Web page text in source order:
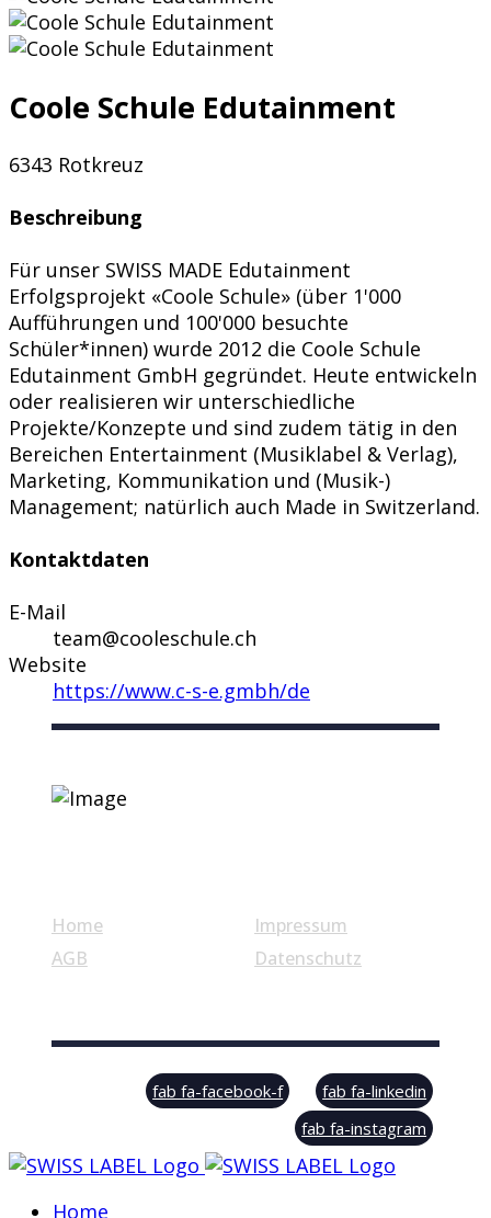
Coole Schule Edutainment
6343 Rotkreuz
Beschreibung
Für unser SWISS MADE Edutainment
Erfolgsprojekt «Coole Schule» (über 1'000
Aufführungen und 100'000 besuchte
Schüler*innen) wurde 2012 die Coole Schule
Edutainment GmbH gegründet. Heute entwickeln
oder realisieren wir unterschiedliche
Projekte/Konzepte und sind zudem tätig in den
Bereichen Entertainment (Musiklabel & Verlag),
Marketing, Kommunikation und (Musik-)
Management; natürlich auch Made in Switzerland.
Kontaktdaten
E-Mail
team@cooleschule.ch
Website
https://www.c-s-e.gmbh/de
Home
AGB
Impressum
Datenschutz
© Swiss Label, All rights reserved
fab fa-facebook-f
fab fa-linkedin
fab fa-instagram
Home